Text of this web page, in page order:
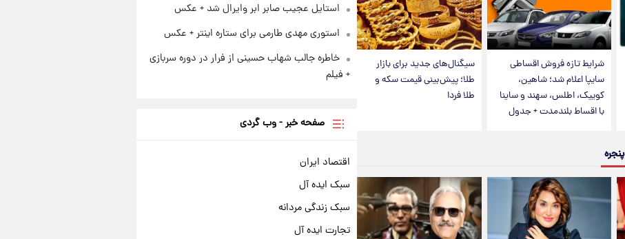
شرایط تازه فروش اقساطی
سایپا اعلام شد؛ شاهین،
کوییک، اطلس، سهند و ساینا
با اقساط بلندمدت + جدول
سیگنال‌های جدید برای بازار
طلا؛ پیش‌بینی قیمت سکه و
طلا فردا
پنجره
استایل عجیب صابر ابر وایرال شد + عکس
استوری مهدی طارمی برای ستاره اینتر + عکس
خاطره جالب شهاب حسینی از فرار در دوره سربازی
+ فیلم
صفحه خبر - وب گردی
اقتصاد ایران
سبک ایده آل
سبک زندگی مردانه
تجارت ایده آل